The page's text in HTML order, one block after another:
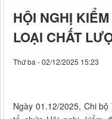
HỘI NGHỊ
LOẠI CHẤT
Thứ ba - 02/12/2025 15:23
Ngày 01.12/2025, Chi